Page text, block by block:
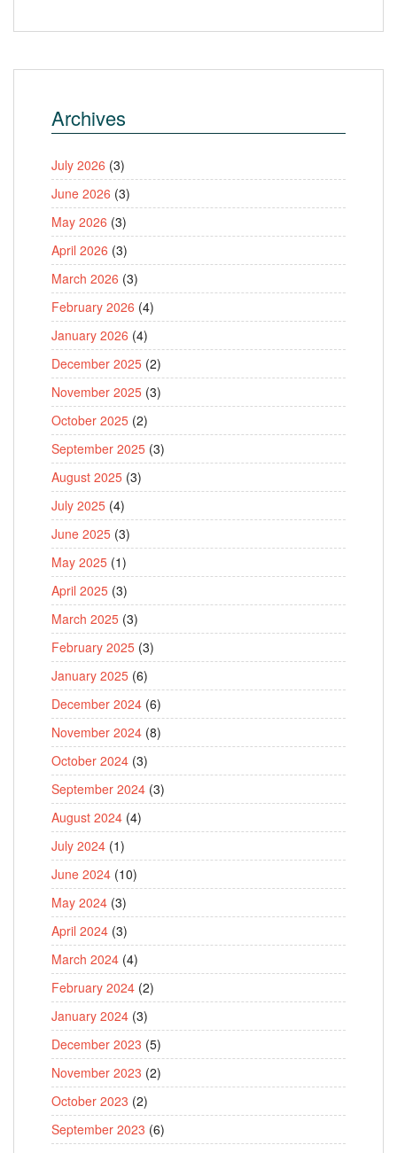
Archives
July 2026 (3)
June 2026 (3)
May 2026 (3)
April 2026 (3)
March 2026 (3)
February 2026 (4)
January 2026 (4)
December 2025 (2)
November 2025 (3)
October 2025 (2)
September 2025 (3)
August 2025 (3)
July 2025 (4)
June 2025 (3)
May 2025 (1)
April 2025 (3)
March 2025 (3)
February 2025 (3)
January 2025 (6)
December 2024 (6)
November 2024 (8)
October 2024 (3)
September 2024 (3)
August 2024 (4)
July 2024 (1)
June 2024 (10)
May 2024 (3)
April 2024 (3)
March 2024 (4)
February 2024 (2)
January 2024 (3)
December 2023 (5)
November 2023 (2)
October 2023 (2)
September 2023 (6)